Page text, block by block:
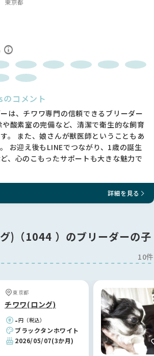
ていた性格や外見に育っていくとは限り
りのある方のお問い合わせはご遠慮くだ
ら我が子としてこの子の全てを受け入れ
からのお問い合わせをお待ちしておりま
購入や見学をするしないに関係なく 最
後までやり取りをしてください🙇‍♀️
ださり
😊
東京都
コメント
は、チワワ専門の信頼できるブリーダー
酸素室の完備など、清潔で衛生的な飼育
。 また、娘さんが獣医師ということもあ
お迎え後もLINEでつながり、1歳の誕生
、心のこもったサポートも大きな魅力で
詳細を見る
)（1044 ）のブリーダーの子
10件
東京都
チワワ(ロング)
-円（税込）
ブラックタンホワイト
2026/05/07(3か月)